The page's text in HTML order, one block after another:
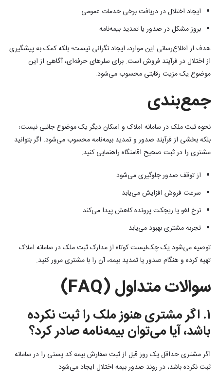
ایجاد اختلال در دریافت برخی خدمات عمومی
بروز مشکل در صدور یا تمدید بیمه‌نامه
هدف از اطلاع‌رسانی این موارد، ایجاد نگرانی نیست؛ بلکه کمک به پیشگیری
از اختلال در فرآیند فروش است. برای سلرهای حرفه‌ای، آگاهی از این
موضوع یک مزیت رقابتی محسوب می‌شود.
جمع‌بندی
نحوه ثبت ملک در سامانه املاک و اسکان دیگر یک موضوع جانبی نیست؛
بلکه بخشی از فرآیند صدور و تمدید بیمه‌نامه محسوب می‌شود. اگر بتوانید
مشتری را در ثبت صحیح اقامتگاه راهنمایی کنید:
از توقف صدور جلوگیری می‌شود
سرعت فروش افزایش می‌یابد
نرخ لغو یا ریجکت پرونده کاهش پیدا می‌کند
تجربه مشتری بهبود می‌یابد
توصیه می‌شود یک چک‌لیست کوتاه از مدارک ثبت ملک در سامانه املاک
تهیه کرده و هنگام صدور یا تمدید بیمه، آن را با مشتری مرور کنید.
سوالات متداول (FAQ)
۱. اگر مشتری هنوز ملک را ثبت نکرده
باشد، آیا می‌توان بیمه‌نامه صادر کرد؟
اگر مشتری حداقل یک روز قبل از ثبت سفارش بیمه کد پستی را در سامانه
ثبت نکرده باشد، در روند صدور بیمه اختلال ایجاد می‌شود.